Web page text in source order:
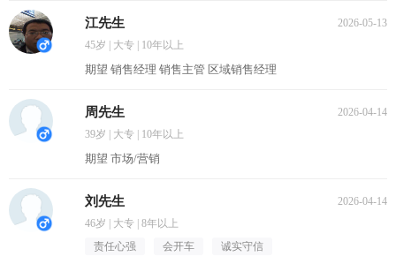
江先生
2026-05-13
45岁 | 大专 | 10年以上
期望 销售经理 销售主管 区域销售经理
周先生
2026-04-14
39岁 | 大专 | 10年以上
期望 市场/营销
刘先生
2026-04-14
46岁 | 大专 | 8年以上
责任心强
会开车 诚实守信